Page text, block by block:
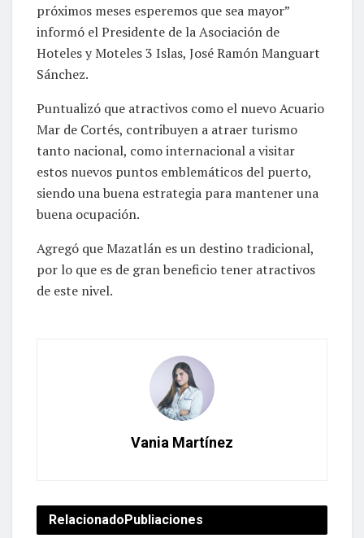
próximos meses esperemos que sea mayor”
informó el Presidente de la Asociación de
Hoteles y Moteles 3 Islas, José Ramón Manguart
Sánchez.
Puntualizó que atractivos como el nuevo Acuario
Mar de Cortés, contribuyen a atraer turismo
tanto nacional, como internacional a visitar
estos nuevos puntos emblemáticos del puerto,
siendo una buena estrategia para mantener una
buena ocupación.
Agregó que Mazatlán es un destino tradicional,
por lo que es de gran beneficio tener atractivos
de este nivel.
Vania Martínez
RelacionadoPubliaciones